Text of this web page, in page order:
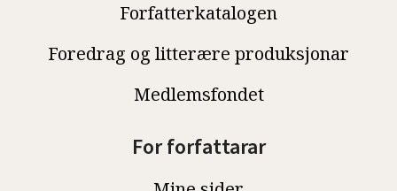
Forfatterkatalogen
Foredrag og litterære produksjonar
Medlemsfondet
For forfattarar